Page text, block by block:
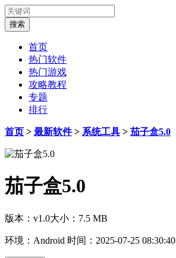
首页
热门软件
热门游戏
攻略教程
专题
排行
首页 > 最新软件> 系统工具 > 茄子盒5.0
茄子盒5.0
版本：v1.0大小：7.5 MB
环境：Android 时间：2025-07-25 08:30:40